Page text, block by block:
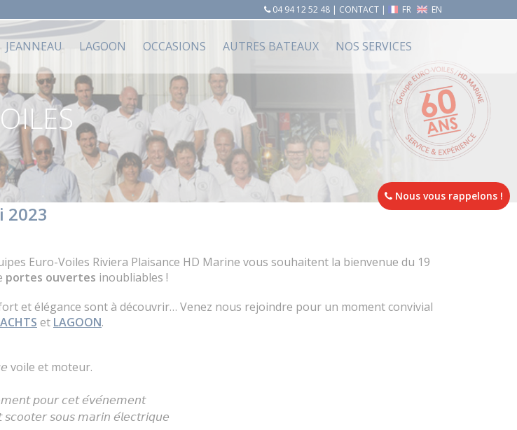
04 94 12 52 48| CONTACT| FR EN
JEANNEAU LAGOON OCCASIONS AUTRES BATEAUX NOS SERVICES
2023
Euro-Voiles Riviera Plaisance HD Marine vous souhaitent la bienvenue du 19
portes ouvertes inoubliables !
et élégance sont à découvrir… Venez nous rejoindre pour un moment convivial
et LAGOON.
voile et moteur.
𝘱𝘰𝘶𝘳 𝘤𝘦𝘵 𝘦́𝘷𝘦́𝘯𝘦𝘮𝘦𝘯𝘵
𝘴𝘰𝘶𝘴 𝘮𝘢𝘳𝘪𝘯 𝘦́𝘭𝘦𝘤𝘵𝘳𝘪𝘲𝘶𝘦
Nous vous rappelons !